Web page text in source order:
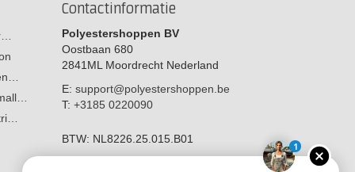
Contactinformatie
Polyestershoppen BV
Oostbaan 680
2841ML Moordrecht Nederland
E: support@polyestershoppen.be
T: +3185 0220090
BTW: NL8226.25.015.B01
1